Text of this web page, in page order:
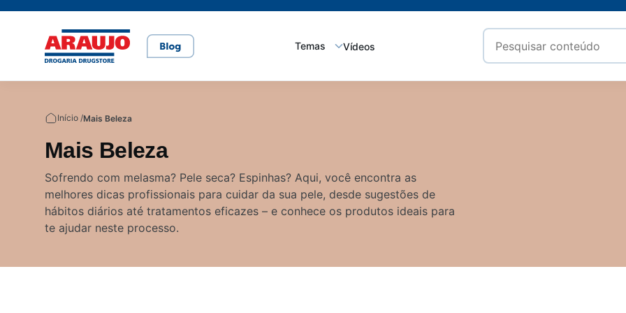
Temas Vídeos
Cuidados com o pet
Rações
Cuidados com a pele
Cuidados com o cabelo
Alimentação
Dicas de cuidados
Alimentação saudável
Bem-estar
Canetas para obesidade
Início /Mais Beleza
Mais Beleza
Sofrendo com melasma? Pele seca? Espinhas? Aqui, você encontra as
melhores dicas profissionais para cuidar da sua pele, desde sugestões de
hábitos diários até tratamentos eficazes – e conhece os produtos ideais para
te ajudar neste processo.